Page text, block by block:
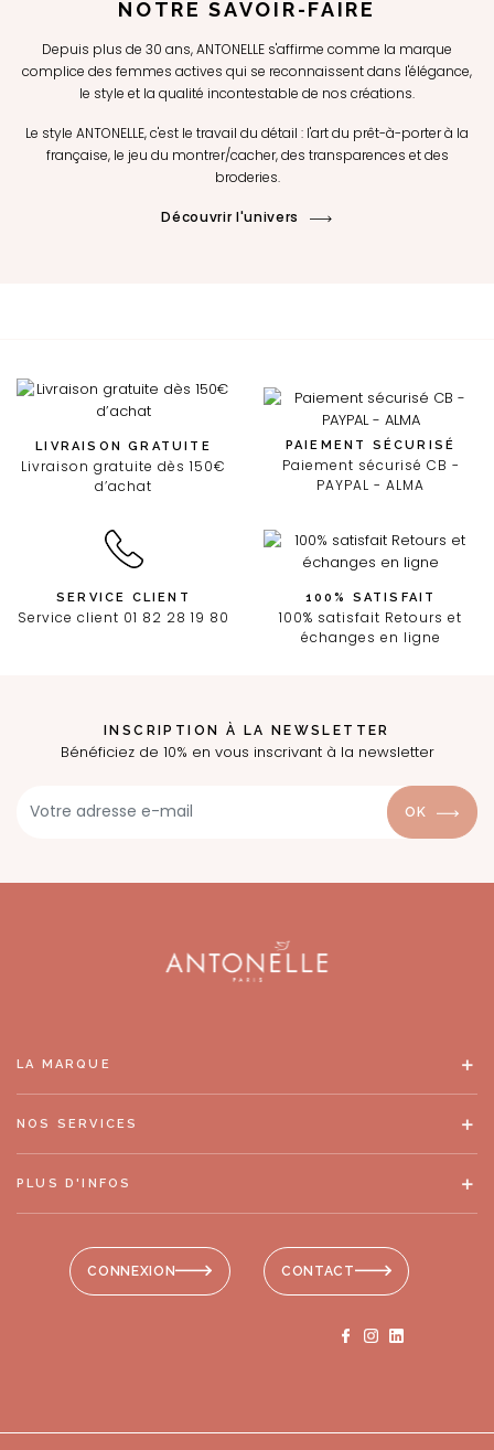
NOTRE SAVOIR-FAIRE
Depuis plus de 30 ans, ANTONELLE s'affirme comme la marque
complice des femmes actives qui se reconnaissent dans l'élégance,
le style et la qualité incontestable de nos créations.
Le style ANTONELLE, c'est le travail du détail : l'art du prêt-à-porter à la
française, le jeu du montrer/cacher, des transparences et des
broderies.
Découvrir l'univers
LIVRAISON GRATUITE
Livraison gratuite dès 150€
d’achat
PAIEMENT SÉCURISÉ
Paiement sécurisé CB -
PAYPAL - ALMA
SERVICE CLIENT
Service client 01 82 28 19 80
100% SATISFAIT
100% satisfait Retours et
échanges en ligne
INSCRIPTION À LA NEWSLETTER
Bénéficiez de 10% en vous inscrivant à la newsletter
OK
CONNEXION CONTACT
LA MARQUE
NOS SERVICES
PLUS D'INFOS